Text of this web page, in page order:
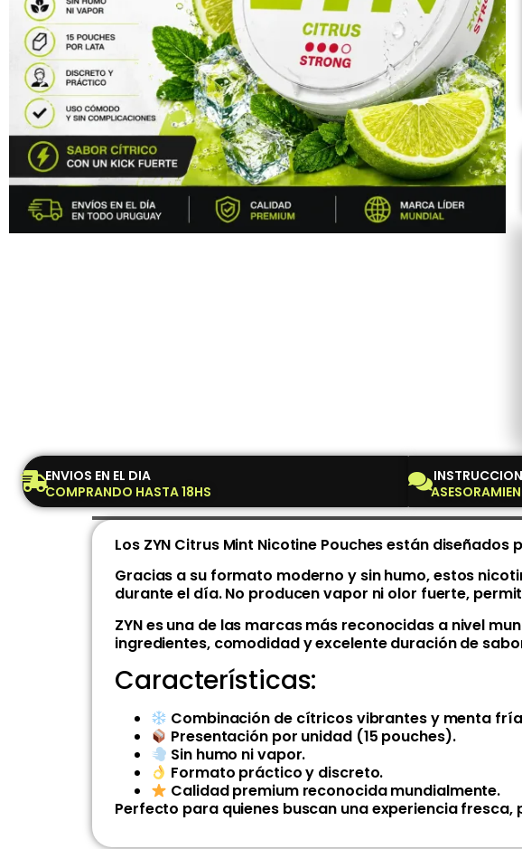
ENVIOS EN EL DIA
COMPRANDO HASTA 18HS
Los ZYN Citrus Mint Nicotine Pouches están
Gracias a su formato moderno y sin humo, estos
durante el día. No producen vapor ni olor fuerte,
ZYN es una de las marcas más reconocidas a nivel
ingredientes, comodidad y excelente duración de
Características:
Combinación de cítricos vibrantes y menta
Presentación por unidad (15 pouches).
Sin humo ni vapor.
Formato práctico y discreto.
Calidad premium reconocida mundialmente.
Perfecto para quienes buscan una experiencia